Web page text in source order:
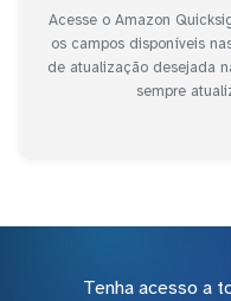
Acesse o Amazon
os campos disponíveis
de atualização desejada
sempre
Tenha acesso a